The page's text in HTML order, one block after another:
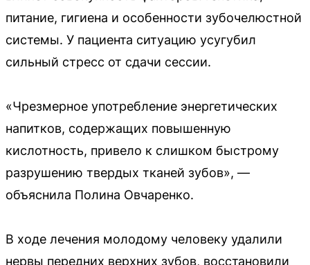
питание, гигиена и особенности зубочелюстной
системы. У пациента ситуацию усугубил
сильный стресс от сдачи сессии.
«Чрезмерное употребление энергетических
напитков, содержащих повышенную
кислотность, привело к слишком быстрому
разрушению твердых тканей зубов», —
объяснила Полина Овчаренко.
В ходе лечения молодому человеку удалили
нервы передних верхних зубов, восстановили